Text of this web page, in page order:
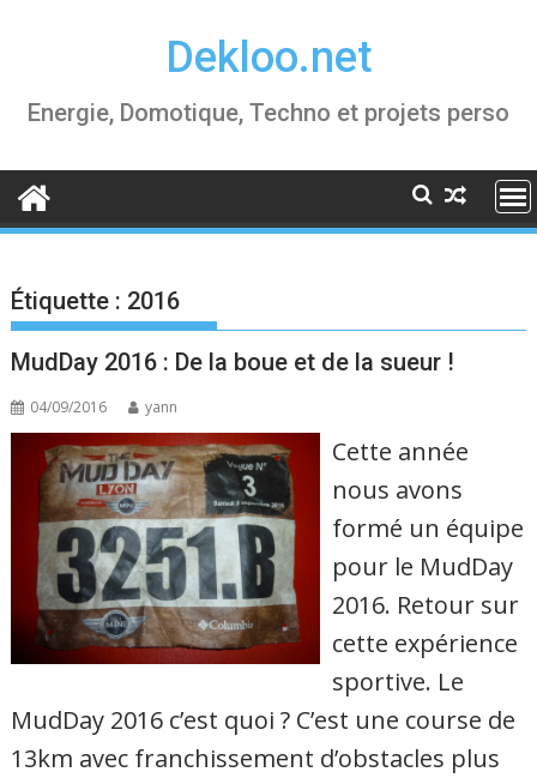
Dekloo.net
Energie, Domotique, Techno et projets perso
Étiquette : 2016
MudDay 2016 : De la boue et de la sueur !
04/09/2016 yann
Cette année
nous avons
formé un équipe
pour le MudDay
2016. Retour sur
cette expérience
sportive. Le
MudDay 2016 c’est quoi ? C’est une course de
13km avec franchissement d’obstacles plus